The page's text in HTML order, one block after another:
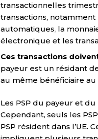
transactionnelles
transactions,
automatiques, la
électronique et les
Ces transactions
payeur est un résidant
au même bénéficiaire au
Les PSP du payeur et
Cependant, seuls les
PSP résident dans